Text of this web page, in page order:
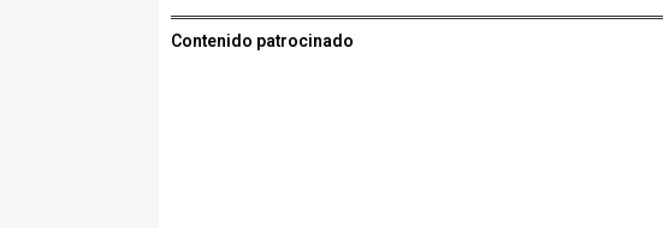
Contenido patrocinado